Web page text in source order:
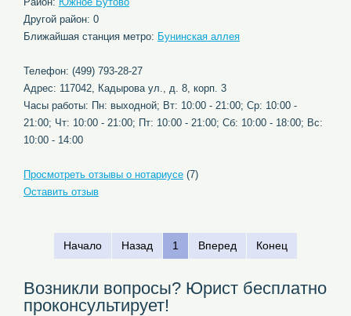
Другой район: 0
Ближайшая станция метро: Бунинская аллея
Телефон: (499) 793-28-27
Адрес: 117042, Кадырова ул., д. 8, корп. 3
Часы работы: Пн: выходной; Вт: 10:00 - 21:00; Ср: 10:00 -
21:00; Чт: 10:00 - 21:00; Пт: 10:00 - 21:00; Сб: 10:00 - 18:00; Вс:
10:00 - 14:00
Просмотреть отзывы о нотариусе (7)
Оставить отзыв
Начало Назад 1 Вперед Конец
Возникли вопросы? Юрист бесплатно
проконсультирует!